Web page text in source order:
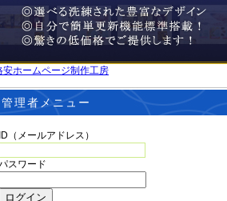
安ホームページ制作工房
管理者メニュー
ID（メールアドレス）
スワード